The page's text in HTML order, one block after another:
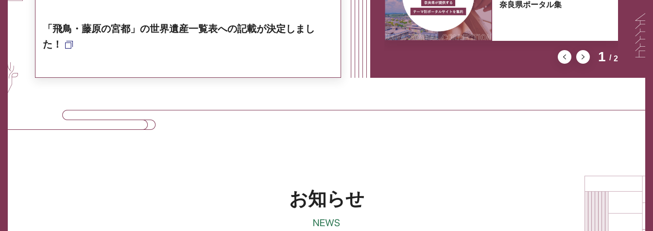
「飛鳥・藤原の宮都」の世界遺産一覧表への記載が決定しまし
た！
1 2
奈良県ポータル集
お知らせ